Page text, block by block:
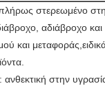
στερεωμένο
αδιάβροχο
και
στην